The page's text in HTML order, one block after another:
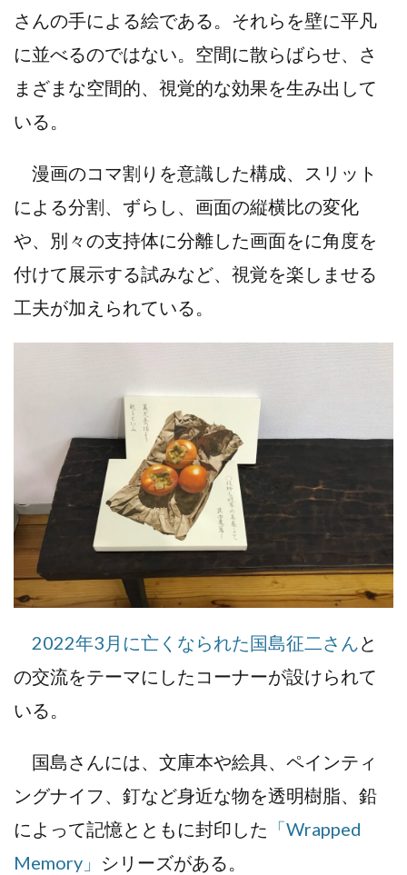
さんの手による絵である。それらを壁に平凡
に並べるのではない。空間に散らばらせ、さ
まざまな空間的、視覚的な効果を生み出して
いる。
漫画のコマ割りを意識した構成、スリット
による分割、ずらし、画面の縦横比の変化
や、別々の支持体に分離した画面をに角度を
付けて展示する試みなど、視覚を楽しませる
工夫が加えられている。
2022年3月に亡くなられた国島征二さんと
の交流をテーマにしたコーナーが設けられて
いる。
国島さんには、文庫本や絵具、ペインティ
ングナイフ、釘など身近な物を透明樹脂、鉛
によって記憶とともに封印した 「Wrapped
Memory」 シリーズがある。